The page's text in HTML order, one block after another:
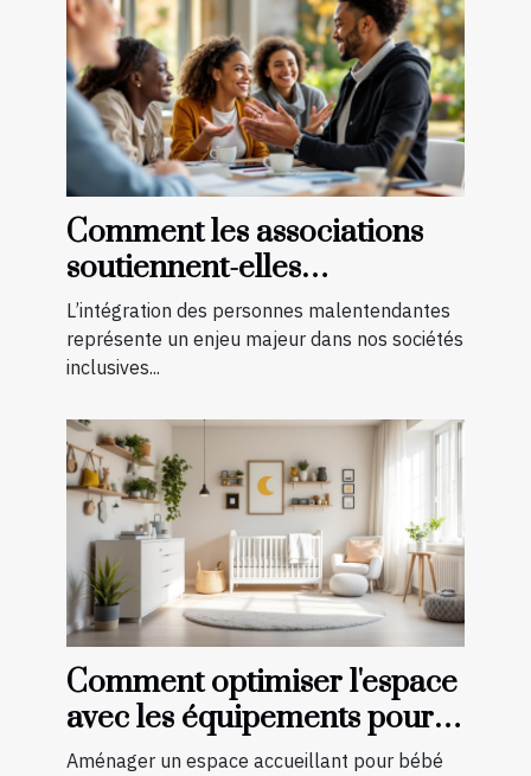
Comment les associations
soutiennent-elles
l'intégration des
malentendants ?
L’intégration des personnes malentendantes
représente un enjeu majeur dans nos sociétés
inclusives...
Comment optimiser l'espace
avec les équipements pour
bébé?
Aménager un espace accueillant pour bébé